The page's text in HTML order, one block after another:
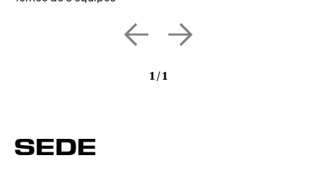
1 /1
SEDE